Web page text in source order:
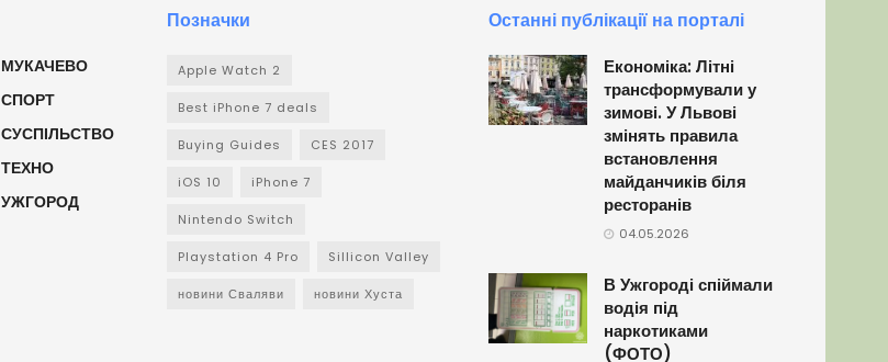
МУКАЧЕВО
СПОРТ
СУСПІЛЬСТВО
ТЕХНО
УЖГОРОД
Позначки
Apple Watch 2
Best iPhone 7 deals
Buying Guides CES 2017
iOS 10 iPhone 7
Nintendo Switch
Playstation 4 Pro Sillicon Valley
новини Сваляви новини Хуста
Останні публікації на порталі
Економіка: Літні
трансформували у
зимові. У Львові
змінять правила
встановлення
майданчиків біля
ресторанів
04.05.2026
В Ужгороді спіймали
водія під
наркотиками
(ФОТО)